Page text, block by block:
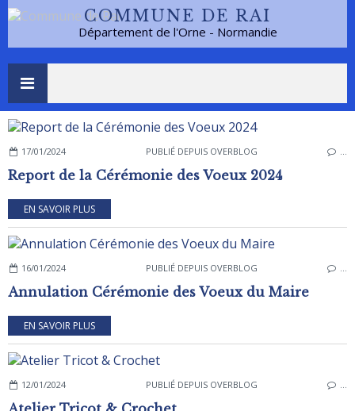
COMMUNE DE RAI
Département de l'Orne - Normandie
17/01/2024 PUBLIÉ DEPUIS OVERBLOG …
Report de la Cérémonie des Voeux 2024
EN SAVOIR PLUS
16/01/2024 PUBLIÉ DEPUIS OVERBLOG …
Annulation Cérémonie des Voeux du Maire
EN SAVOIR PLUS
12/01/2024 PUBLIÉ DEPUIS OVERBLOG …